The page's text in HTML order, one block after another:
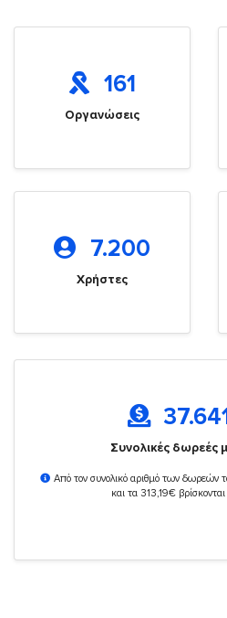
161
Οργανώσεις
7.200
Χρήστες
Συνολικές δωρεές
Από τον συνολικό αριθμό των δωρεών
και τα 313,19€